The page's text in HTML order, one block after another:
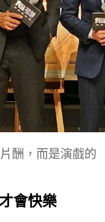
酬，而是演戲的
會快樂